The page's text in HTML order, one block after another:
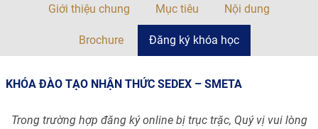
Giới thiệu chung Mục tiêu Nội dung
Brochure Đăng ký khóa học
KHÓA ĐÀO TẠO NHẬN THỨC SEDEX – SMETA
Trong trường hợp đăng ký online bị trục trặc, Quý vị vui lòng